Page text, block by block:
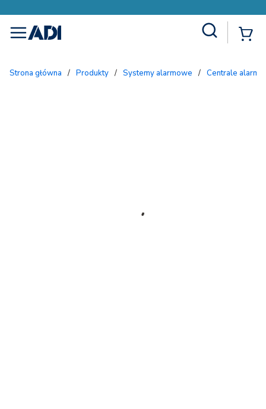
menu
Strona główna / Produkty / Systemy alarmowe / Centrale